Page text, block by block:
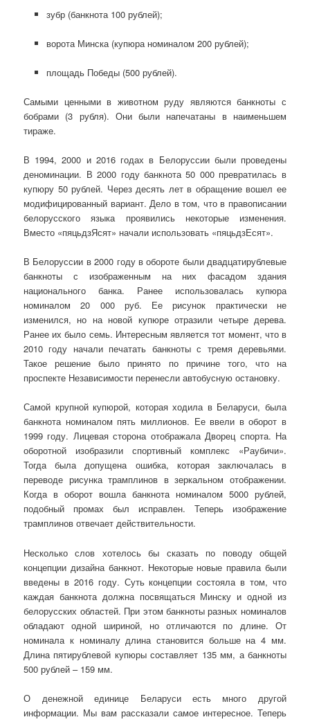
зубр (банкнота 100 рублей);
ворота Минска (купюра номиналом 200 рублей);
площадь Победы (500 рублей).
Самыми ценными в животном руду являются банкноты с
бобрами (3 рубля). Они были напечатаны в наименьшем
тираже.
В 1994, 2000 и 2016 годах в Белоруссии были проведены
деноминации. В 2000 году банкнота 50 000 превратилась в
купюру 50 рублей. Через десять лет в обращение вошел ее
модифицированный вариант. Дело в том, что в правописании
белорусского языка проявились некоторые изменения.
Вместо «пяцьдзЯсят» начали использовать «пяцьдзЕсят».
В Белоруссии в 2000 году в обороте были двадцатирублевые
банкноты с изображенным на них фасадом здания
национального банка. Ранее использовалась купюра
номиналом 20 000 руб. Ее рисунок практически не
изменился, но на новой купюре отразили четыре дерева.
Ранее их было семь. Интересным является тот момент, что в
2010 году начали печатать банкноты с тремя деревьями.
Такое решение было принято по причине того, что на
проспекте Независимости перенесли автобусную остановку.
Самой крупной купюрой, которая ходила в Беларуси, была
банкнота номиналом пять миллионов. Ее ввели в оборот в
1999 году. Лицевая сторона отображала Дворец спорта. На
оборотной изобразили спортивный комплекс «Раубичи».
Тогда была допущена ошибка, которая заключалась в
переводе рисунка трамплинов в зеркальном отображении.
Когда в оборот вошла банкнота номиналом 5000 рублей,
подобный промах был исправлен. Теперь изображение
трамплинов отвечает действительности.
Несколько слов хотелось бы сказать по поводу общей
концепции дизайна банкнот. Некоторые новые правила были
введены в 2016 году. Суть концепции состояла в том, что
каждая банкнота должна посвящаться Минску и одной из
белорусских областей. При этом банкноты разных номиналов
обладают одной шириной, но отличаются по длине. От
номинала к номиналу длина становится больше на 4 мм.
Длина пятирублевой купюры составляет 135 мм, а банкноты
500 рублей – 159 мм.
О денежной единице Беларуси есть много другой
информации. Мы вам рассказали самое интересное. Теперь